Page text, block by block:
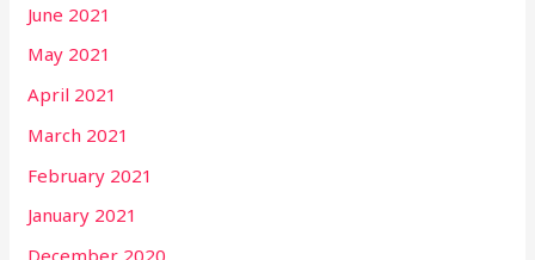
June 2021
May 2021
April 2021
March 2021
February 2021
January 2021